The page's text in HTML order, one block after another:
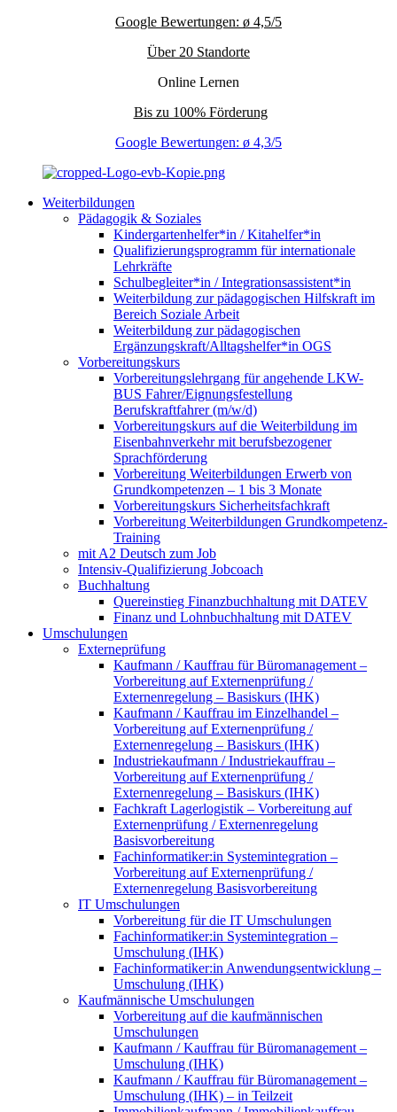
Google Bewertungen: ø 4,5/5
Über 20 Standorte
Online Lernen
Bis zu 100% Förderung
Google Bewertungen: ø 4,3/5
Weiterbildungen
Pädagogik & Soziales
Kindergartenhelfer*in / Kitahelfer*in
Qualifizierungsprogramm für internationale
Lehrkräfte
Schulbegleiter*in / Integrationsassistent*in
Weiterbildung zur pädagogischen Hilfskraft im
Bereich Soziale Arbeit
Weiterbildung zur pädagogischen
Ergänzungskraft/Alltagshelfer*in OGS
Vorbereitungskurs
Vorbereitungslehrgang für angehende LKW-
BUS Fahrer/Eignungsfestellung
Berufskraftfahrer (m/w/d)
Vorbereitungskurs auf die Weiterbildung im
Eisenbahnverkehr mit berufsbezogener
Sprachförderung
Vorbereitung Weiterbildungen Erwerb von
Grundkompetenzen – 1 bis 3 Monate
Vorbereitungskurs Sicherheitsfachkraft
Vorbereitung Weiterbildungen Grundkompetenz-
Training
mit A2 Deutsch zum Job
Intensiv-Qualifizierung Jobcoach
Buchhaltung
Quereinstieg Finanzbuchhaltung mit DATEV
Finanz und Lohnbuchhaltung mit DATEV
Umschulungen
Externeprüfung
Kaufmann / Kauffrau für Büromanagement –
Vorbereitung auf Externenprüfung /
Externenregelung – Basiskurs (IHK)
Kaufmann / Kauffrau im Einzelhandel –
Vorbereitung auf Externenprüfung /
Externenregelung – Basiskurs (IHK)
Industriekaufmann / Industriekauffrau –
Vorbereitung auf Externenprüfung /
Externenregelung – Basiskurs (IHK)
Fachkraft Lagerlogistik – Vorbereitung auf
Externenprüfung / Externenregelung
Basisvorbereitung
Fachinformatiker:in Systemintegration –
Vorbereitung auf Externenprüfung /
Externenregelung Basisvorbereitung
IT Umschulungen
Vorbereitung für die IT Umschulungen
Fachinformatiker:in Systemintegration –
Umschulung (IHK)
Fachinformatiker:in Anwendungsentwicklung –
Umschulung (IHK)
Kaufmännische Umschulungen
Vorbereitung auf die kaufmännischen
Umschulungen
Kaufmann / Kauffrau für Büromanagement –
Umschulung (IHK)
Kaufmann / Kauffrau für Büromanagement –
Umschulung (IHK) – in Teilzeit